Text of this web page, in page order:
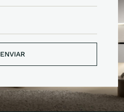
ENVIAR